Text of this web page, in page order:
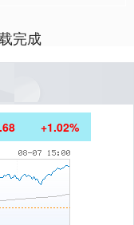
完成
+1.02%